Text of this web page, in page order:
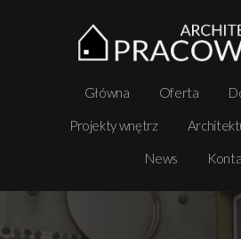
Główna Oferta
Projekty wnętrz
News